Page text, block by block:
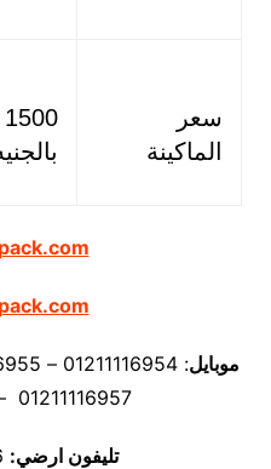
سعر
الماكينة
موبايل
01211116957 – 01211116958
تليفون ارضي: